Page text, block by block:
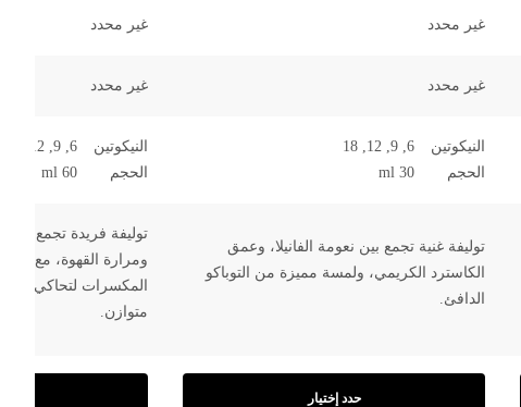
غير محدد غير محدد
غير محدد غير محدد
النيكوتين
6, 9, 12, 18
الحجم
30 ml
النيكوتين
6, 9, 12
الحجم
60 ml
توليفة غنية تجمع بين نعومة الفانيلا، وعمق
الكاسترد الكريمي، ولمسة مميزة من التوباكو
الدافئ.
توليفة فريدة تجمع بين
ومرارة القهوة، مع
المكسرات لتحاكي
متوازن.
حدد إختيار